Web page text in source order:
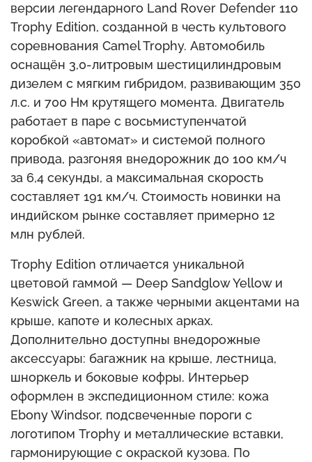
версии легендарного Land Rover Defender 110
Trophy Edition, созданной в честь культового
соревнования Camel Trophy. Автомобиль
оснащён 3,0-литровым шестицилиндровым
дизелем с мягким гибридом, развивающим 350
л.с. и 700 Нм крутящего момента. Двигатель
работает в паре с восьмиступенчатой
коробкой «автомат» и системой полного
привода, разгоняя внедорожник до 100 км/ч
за 6,4 секунды, а максимальная скорость
составляет 191 км/ч. Стоимость новинки на
индийском рынке составляет примерно 12
млн рублей.
Trophy Edition отличается уникальной
цветовой гаммой — Deep Sandglow Yellow и
Keswick Green, а также черными акцентами на
крыше, капоте и колесных арках.
Дополнительно доступны внедорожные
аксессуары: багажник на крыше, лестница,
шноркель и боковые кофры. Интерьер
оформлен в экспедиционном стиле: кожа
Ebony Windsor, подсвеченные пороги с
логотипом Trophy и металлические вставки,
гармонирующие с окраской кузова. По